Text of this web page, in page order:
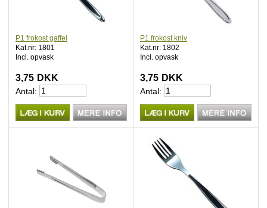
P1 frokost gaffel
Kat.nr: 1801
Incl. opvask
3,75 DKK
Antal:
P1 frokost kniv
Kat.nr: 1802
Incl. opvask
3,75 DKK
Antal: